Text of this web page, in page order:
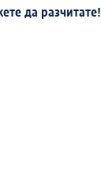
да разчитате!